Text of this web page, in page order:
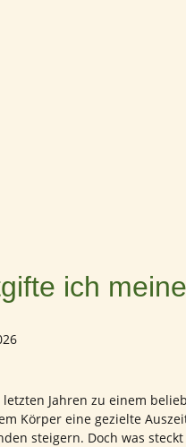
ich
Jahren zu einem
Körper eine gezielte
steigern. Doch was